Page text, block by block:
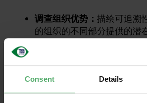
Consent Details
调查组织优势： 描绘可追溯
的组织的不同部分提供的潜
营销人员如何利用可追溯性
友好型产品，或者产品开
的信息？
寻找合适的合作者：为了在
追踪电子产品，您 ，需要建